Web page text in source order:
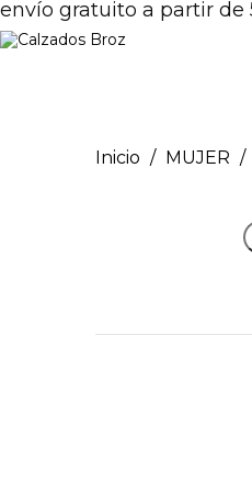
envío gratuito a partir de
Inicio MUJER